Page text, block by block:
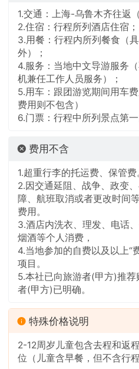
1.交通：上海-乌鲁木齐往返
2.住宿：行程所列酒店住宿；
3.用餐：行程内所列餐食（
外）；
4.服务：当地中文导游服务
机兼任工作人员服务）；
5.用车：跟团游览期间用车
费用则不包含）
6.门票：行程中所列景点第一
费用不含
1.超重行李的托运费、保管费
2.因交通延阻、战争、政变
障、航班取消或者更改时间
费用。
3.酒店内洗衣、理发、电话
烟酒等个人消费，
4.当地参加的自费以及以上“
项目。
5.本社已向旅游者(甲方)推
者(甲方)已明确。
特殊价格说明
2-12周岁儿童包含去程和返
位（儿童含早餐，但不含行